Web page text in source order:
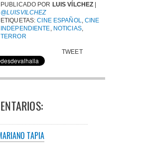
PUBLICADO POR LUIS VÍLCHEZ |
@LUISVILCHEZ
ETIQUETAS:CINE ESPAÑOL ,CINE
INDEPENDIENTE NOTICIAS,
TERROR
TWEET
TAPIA